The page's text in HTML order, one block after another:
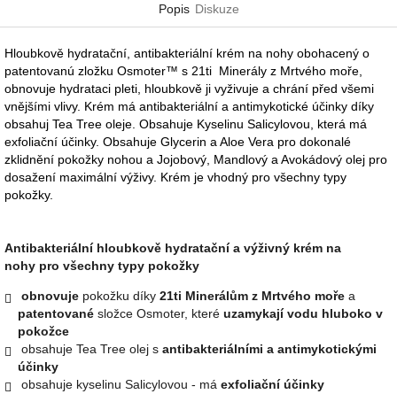
Popis Diskuze
Hloubkově hydratační, antibakteriální krém na nohy obohacený o
patentovanú zložku Osmoter™ s 21ti Minerály z Mrtvého moře,
obnovuje hydrataci pleti, hloubkově ji vyživuje a chrání před všemi
vnějšími vlivy. Krém má antibakteriální a antimykotické účinky díky
obsahuj Tea Tree oleje. Obsahuje Kyselinu Salicylovou, která má
exfoliační účinky. Obsahuje Glycerin a Aloe Vera pro dokonalé
zklidnění pokožky nohou a Jojobový, Mandlový a Avokádový olej pro
dosažení maximální výživy. Krém je vhodný pro všechny typy
pokožky.
Antibakteriální hloubkově hydratační a výživný krém na
nohy pro všechny typy pokožky
obnovuje pokožku díky 21ti Minerálům z Mrtvého moře a
patentované složce Osmoter, které uzamykají vodu hluboko v
pokožce
obsahuje Tea Tree olej s antibakteriálními a antimykotickými
účinky
obsahuje kyselinu Salicylovou - má exfoliační účinky